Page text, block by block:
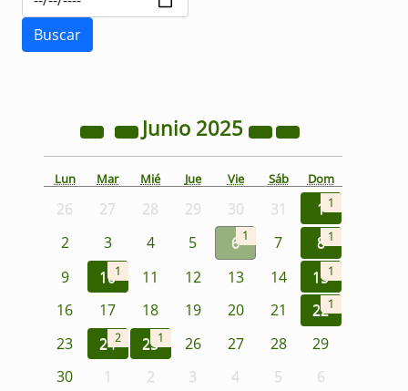
Junio 2025
Lun Mar Mié Jue Vie Sáb Dom
26 27 28 29 30 31 1 1
2 3 4 5 6 1 7 8 1
9 101 11 12 13 14 151
16 17 18 19 20 21 221
23 242 251 26 27 28
29
30
1 2 3 4 5 6